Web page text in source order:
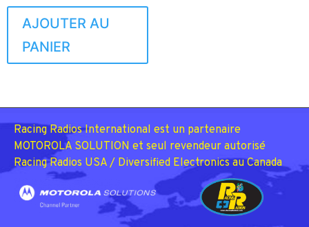
AJOUTER AU
PANIER
Racing Radios International est un partenaire
MOTOROLA SOLUTION et seul revendeur autorisé
Racing Radios USA / Diversified Electronics au Canada